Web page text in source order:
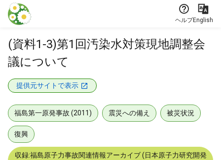
本文に飛ぶ
ヘルプEnglish
(資料1-3)第1回汚染水対策現地調整会
議について
提供元サイトで表示
福島第一原発事故 (2011) 震災への備え 被災状況
復興
収録:福島原子力事故関連情報アーカイブ (日本原子力研究開発